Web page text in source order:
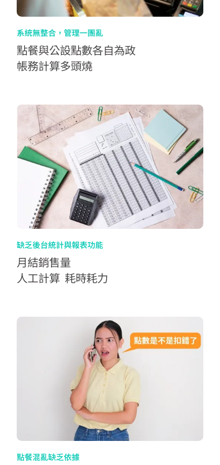
系統無整合，管理一團亂
點餐與公設點數各自為政
帳務計算多頭燒
缺乏後台統計與報表功能
月結銷售量
人工計算 耗時耗力
點餐混亂缺乏依據